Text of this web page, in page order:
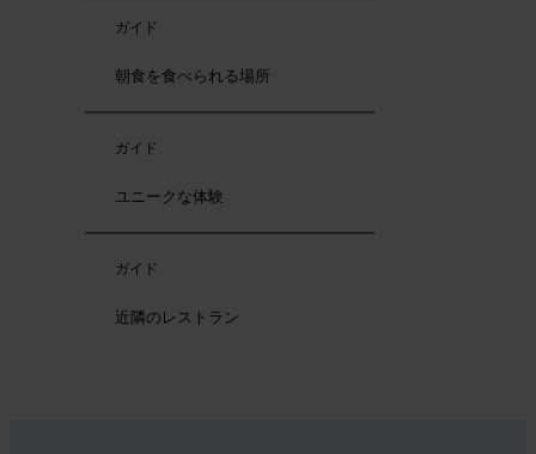
ガイド
朝食を食べられる場所
ガイド
ユニークな体験
ガイド
近隣のレストラン